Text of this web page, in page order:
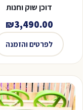
דוכן שוק וחנות
₪3,490.00
לפרטים והזמנה